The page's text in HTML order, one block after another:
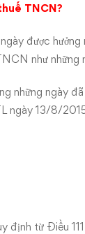
TNCN?
được
như những
những ngày
13/8/
định từ Điều